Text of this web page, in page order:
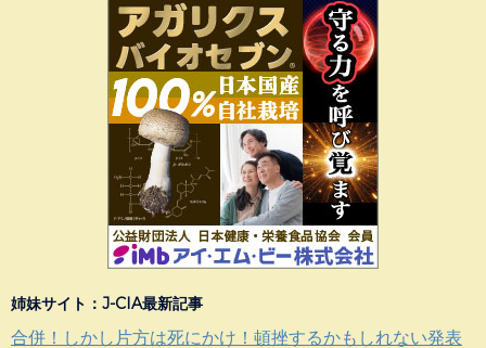
姉妹サイト：J-CIA最新記事
合併！しかし片方は死にかけ！頓挫するかもしれない発表